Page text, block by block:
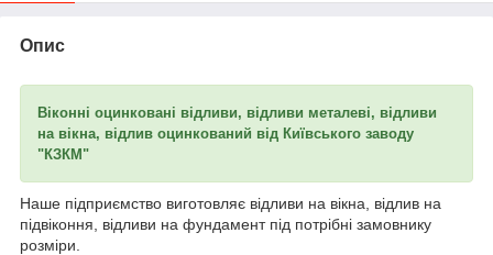
Опис
Віконні оцинковані відливи, відливи металеві, відливи
на вікна, відлив оцинкований від Київського заводу
"КЗКМ"
Наше підприємство виготовляє відливи на вікна, відлив на
підвіконня, відливи на фундамент під потрібні замовнику
розміри.